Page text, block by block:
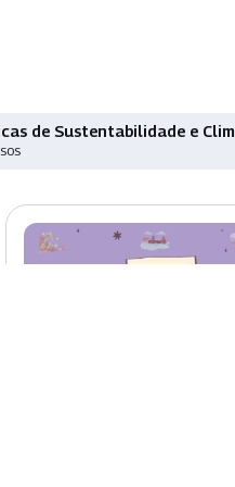
de Sustentabilidade e